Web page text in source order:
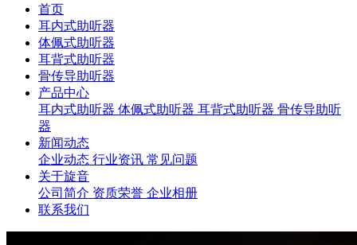
首页
耳内式助听器
体佩式助听器
耳背式助听器
骨传导助听器
产品中心
耳内式助听器 体佩式助听器 耳背式助听器 骨传导助听
器
新闻动态
企业动态 行业资讯 常见问题
关于旋音
公司简介 资质荣誉 企业相册
联系我们